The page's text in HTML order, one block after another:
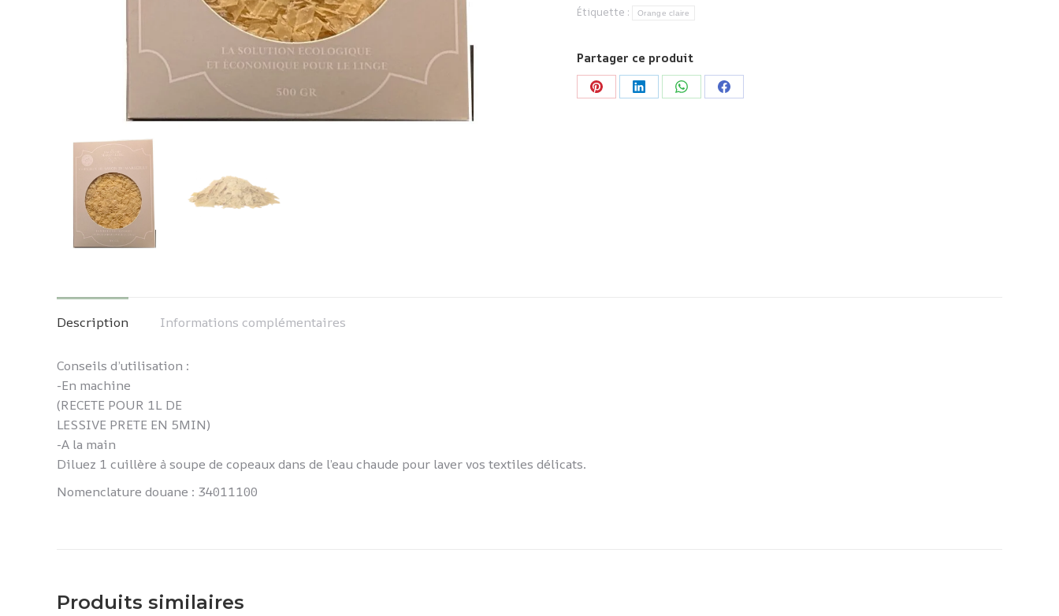
Savons
d'Oranger
Étiquette :
Orange claire
Partager ce produit
PartagerPartagerPartagerPartager
Description Informations complémentaires
Conseils d’utilisation :
-En machine
(RECETE POUR 1L DE
LESSIVE PRETE EN 5MIN)
-A la main
Diluez 1 cuillère à soupe de copeaux dans de l’eau chaude pour laver vos textiles délicats.
Nomenclature douane : 34011100
Produits similaires